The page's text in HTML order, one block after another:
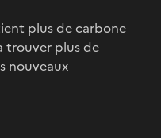
plus de carbone
trouver plus de
nouveaux